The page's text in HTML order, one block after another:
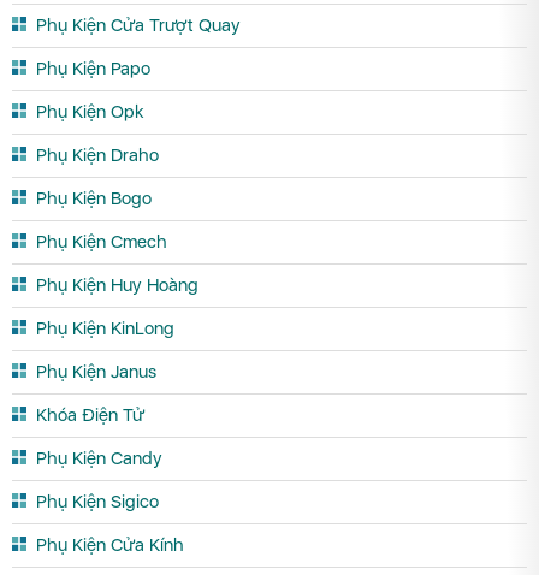
Phụ Kiện Cửa Trượt Quay
Phụ Kiện Papo
Phụ Kiện Opk
Phụ Kiện Draho
Phụ Kiện Bogo
Phụ Kiện Cmech
Phụ Kiện Huy Hoàng
Phụ Kiện KinLong
Phụ Kiện Janus
Khóa Điện Tử
Phụ Kiện Candy
Phụ Kiện Sigico
Phụ Kiện Cửa Kính